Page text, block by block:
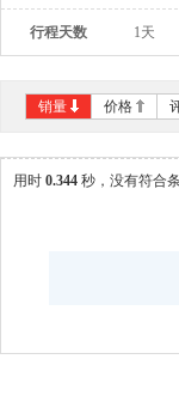
行程天数 1天
销量 价格
用时 0.344 秒，没有符合